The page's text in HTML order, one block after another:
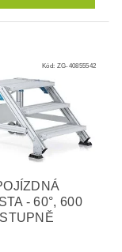
Kód: ZG-40855542
- 60°, 600